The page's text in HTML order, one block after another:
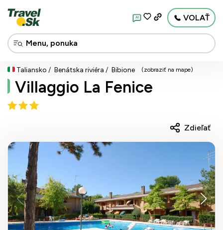
AI VOLAŤ
Taliansko Benátska riviéra Bibione (zobraziť na mape)
Villaggio La Fenice
Zdieľať